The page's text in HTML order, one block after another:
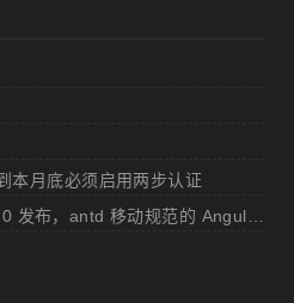
本月底必须启用两步认证